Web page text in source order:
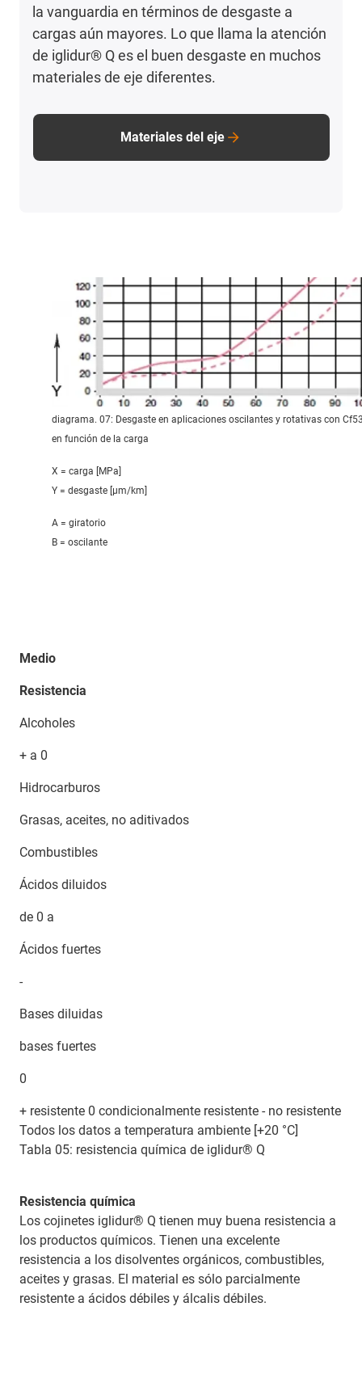
la vanguardia en términos de desgaste a
cargas aún mayores. Lo que llama la atención
de iglidur® Q es el buen desgaste en muchos
materiales de eje diferentes.
Materiales del eje
diagrama. 07: Desgaste en aplicaciones oscilantes y rotativas con
en función de la carga
X = carga [MPa]
Y = desgaste [μm/km]
A = giratorio
B = oscilante
Medio
Resistencia
Alcoholes
+ a 0
Hidrocarburos
Grasas, aceites, no aditivados
Combustibles
Ácidos diluidos
de 0 a
Ácidos fuertes
-
Bases diluidas
bases fuertes
0
+ resistente 0 condicionalmente resistente - no resistente
Todos los datos a temperatura ambiente [+20 °C]
Tabla 05: resistencia química de iglidur® Q
Resistencia química
Los cojinetes iglidur® Q tienen muy buena resistencia a
los productos químicos. Tienen una excelente
resistencia a los disolventes orgánicos, combustibles,
aceites y grasas. El material es sólo parcialmente
resistente a ácidos débiles y álcalis débiles.